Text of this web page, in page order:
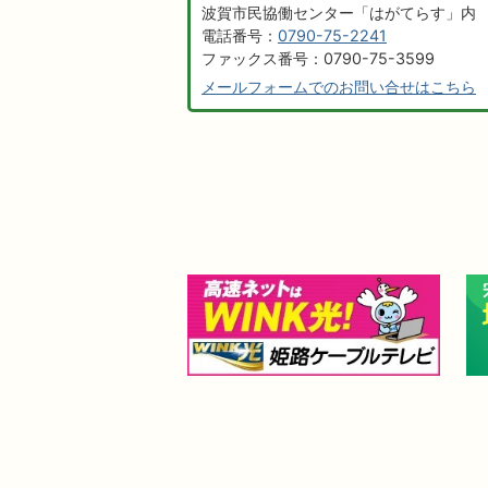
波賀市民協働センター「はがてらす」内
電話番号： 0790-75-2241
ファックス番号：0790-75-3599
メールフォームでのお問い合せはこちら